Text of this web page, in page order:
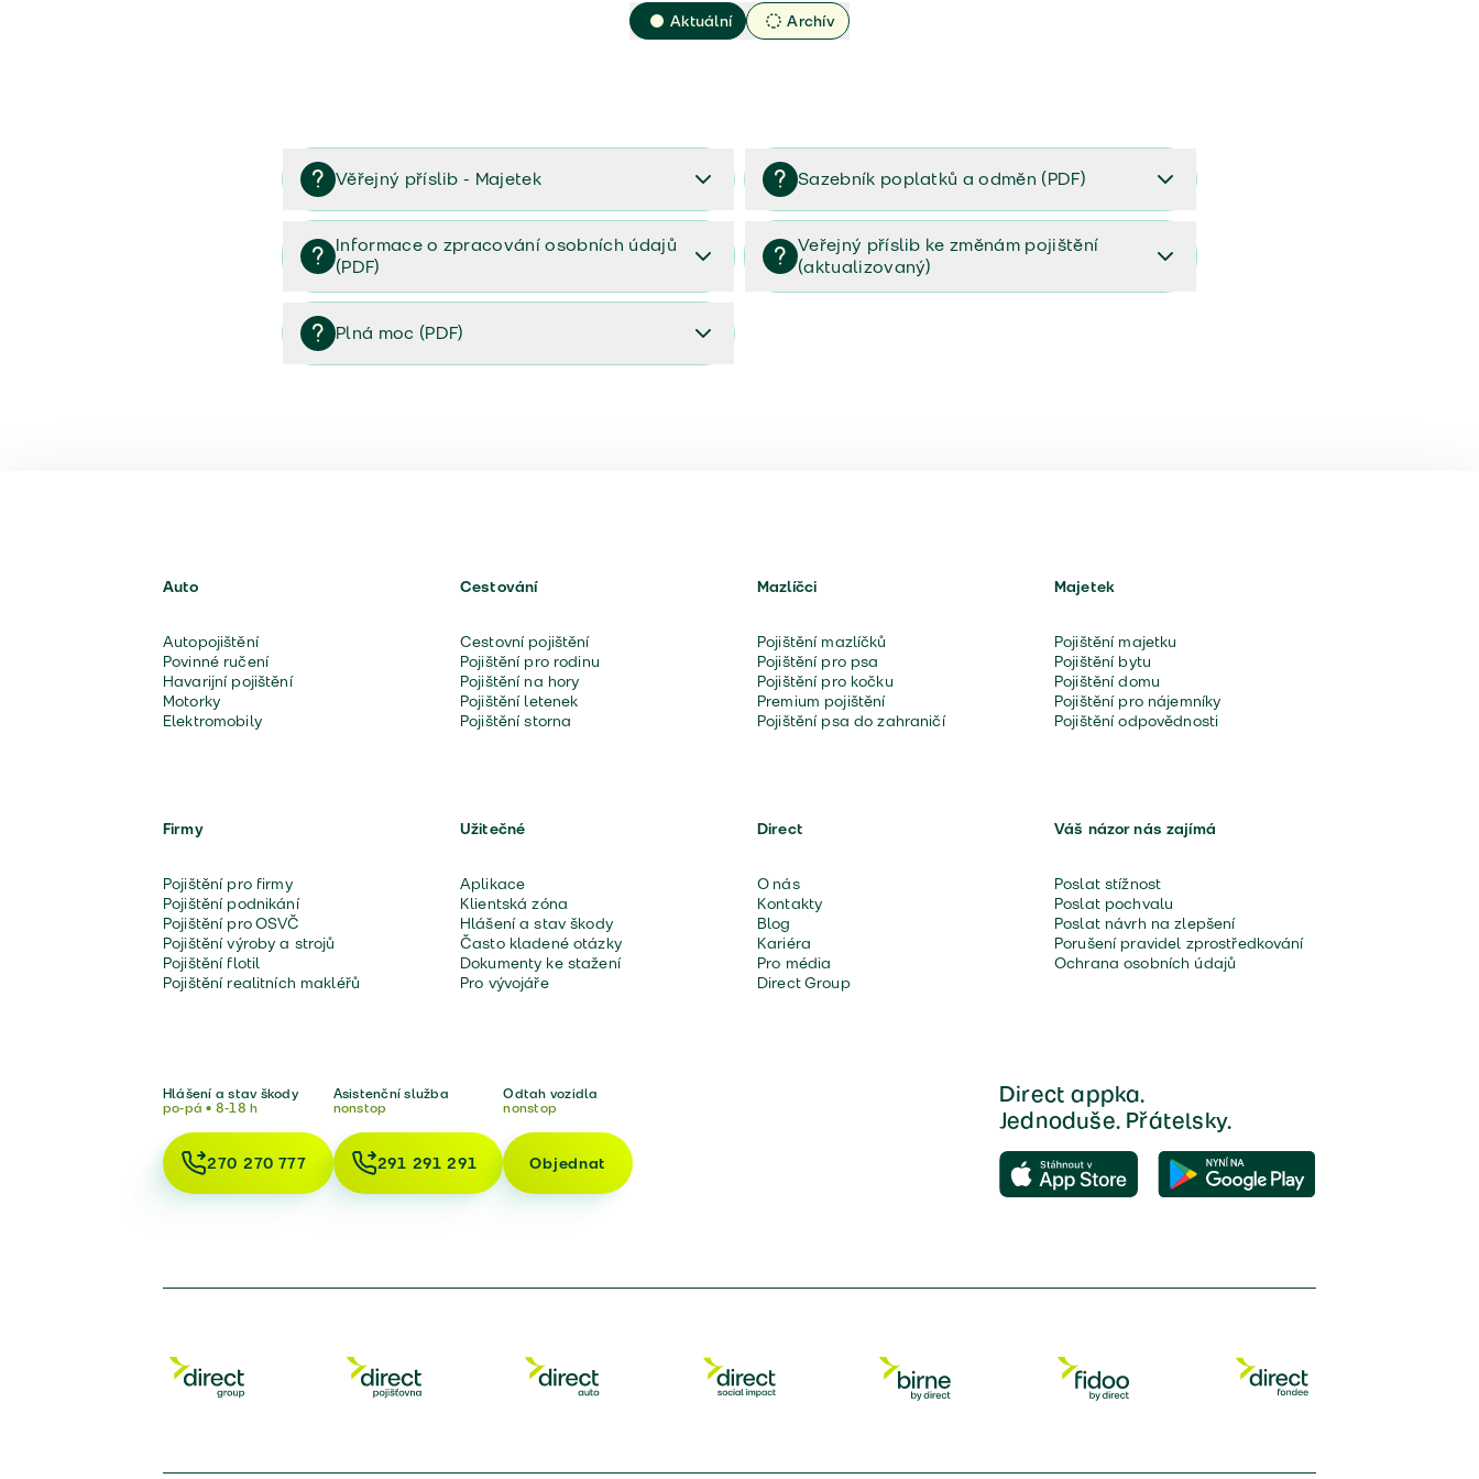
Aktuální Archív
Věřejný příslib - Majetek
Věřejný příslib majetek 2023
Sazebník poplatků a odměn (PDF)
Sazebník poplatků a odměn (PDF)
Informace o zpracování osobních údajů
(PDF)
Informace o zpracování osobních údajů (PDF)
Veřejný příslib ke změnám pojištění
(aktualizovaný)
Plná moc (PDF)
Auto
Autopojištění
Povinné ručení
Havarijní pojištění
Motorky
Elektromobily
Cestování
Cestovní pojištění
Pojištění pro rodinu
Pojištění na hory
Pojištění letenek
Pojištění storna
Mazlíčci
Pojištění mazlíčků
Pojištění pro psa
Pojištění pro kočku
Premium pojištění
Pojištění psa do zahraničí
Majetek
Pojištění majetku
Pojištění bytu
Pojištění domu
Pojištění pro nájemníky
Pojištění odpovědnosti
Firmy
Pojištění pro firmy
Pojištění podnikání
Pojištění pro OSVČ
Pojištění výroby a strojů
Pojištění flotil
Pojištění realitních makléřů
Užitečné
Aplikace
Klientská zóna
Hlášení a stav škody
Často kladené otázky
Dokumenty ke stažení
Pro vývojáře
Direct
O nás
Kontakty
Blog
Kariéra
Pro média
Direct Group
Váš názor nás zajímá
Poslat stížnost
Poslat pochvalu
Poslat návrh na zlepšení
Porušení pravidel zprostředkování
Ochrana osobních údajů
Hlášení a stav škody
po-pá • 8-18 h
270 270 777
Asistenční služba
nonstop
291 291 291
Odtah vozidla
nonstop
Objednat
Direct appka.
Jednoduše. Přátelsky.